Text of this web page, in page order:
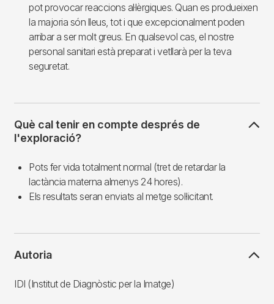
pot provocar reaccions al·lèrgiques. Quan es produeixen
la majoria són lleus, tot i que excepcionalment poden
arribar a ser molt greus. En qualsevol cas, el nostre
personal sanitari està preparat i vetllarà per la teva
seguretat.
Què cal tenir en compte després de
l'exploració?
Pots fer vida totalment normal (tret de retardar la
lactància materna almenys 24 hores).
Els resultats seran enviats al metge sol·licitant.
Autoria
IDI (Institut de Diagnòstic per la Imatge)